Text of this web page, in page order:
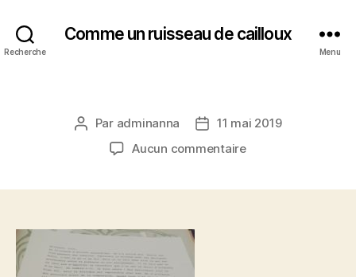
Recherche
Comme un ruisseau de cailloux
Menu
Auteur
l’article
Par adminanna
Date11 mai 2019
Aucun commentairesur